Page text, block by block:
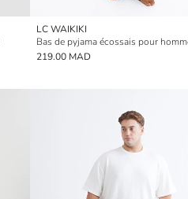
LC WAIKIKI
Bas de pyjama écossais pour
219.00 MAD